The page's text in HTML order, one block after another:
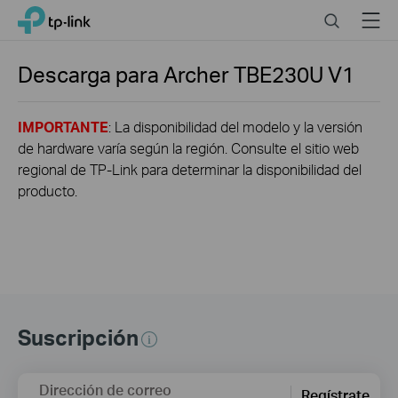
Click
navigation
TP-Link, Reliably Smart SearchMenu
Descarga paraArcher TBE230UV1
IMPORTANTE: La disponibilidad del modelo y la versión
de hardware varía según la región. Consulte el sitio web
regional de TP-Link para determinar la disponibilidad del
producto.
Suscripción
Dirección de correo